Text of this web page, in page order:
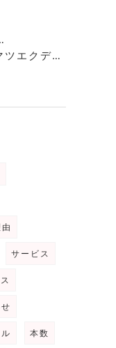
花粉症対策マツエクデザイン
サービス
本数